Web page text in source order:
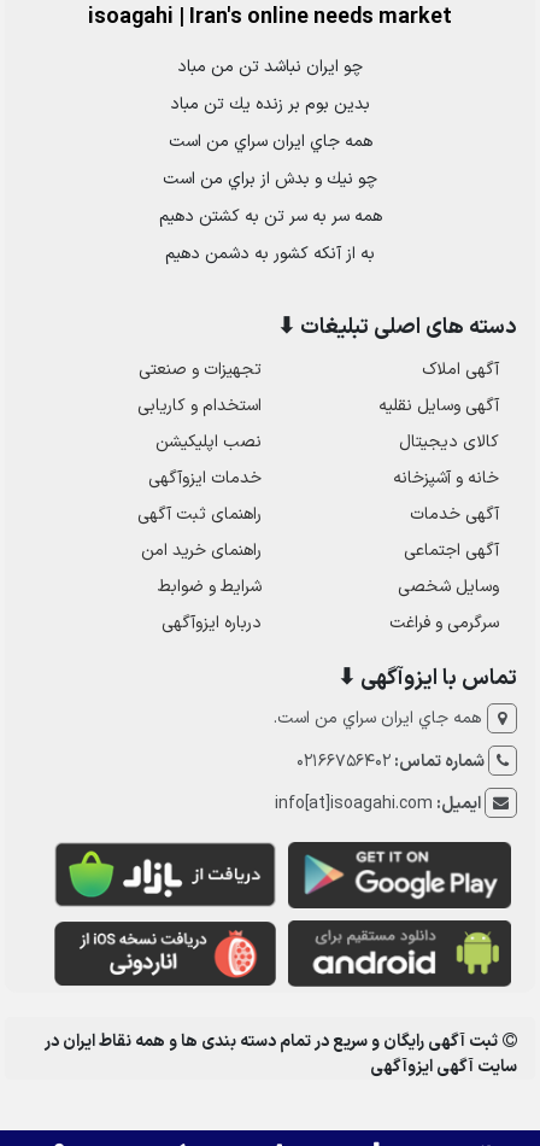
isoagahi | Iran's online needs market
چو ايران نباشد تن من مباد
بدين بوم بر زنده يك تن مباد
همه جاي ايران سراي من است
چو نيك و بدش از براي من است
همه سر به سر تن به كشتن دهيم
به از آنكه كشور به دشمن دهيم
دسته های اصلی تبلیغات ⬇
آگهی املاک
آگهی وسایل نقلیه
کالای دیجیتال
خانه و آشپزخانه
آگهی خدمات
آگهی اجتماعی
وسایل شخصی
سرگرمی و فراغت
تجهیزات و صنعتی
استخدام و کاریابی
نصب اپلیکیشن
خدمات ایزوآگهی
راهنمای ثبت آگهی
راهنمای خرید امن
شرایط و ضوابط
درباره ایزوآگهی
تماس با ایزوآگهی ⬇
همه جاي ايران سراي من است.
شماره تماس:02166756402
ایمیل: info[at]isoagahi.com
ثبت آگهی رایگان و سریع در تمام دسته بندی ها و همه نقاط ایران در
سایت آگهی ایزوآگهی